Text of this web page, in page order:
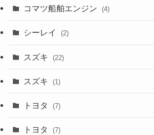
コマツ船舶エンジン (4)
シーレイ (2)
スズキ (22)
スズキ (1)
トヨタ (7)
トヨタ (7)